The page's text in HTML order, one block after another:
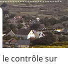
le contrôle sur